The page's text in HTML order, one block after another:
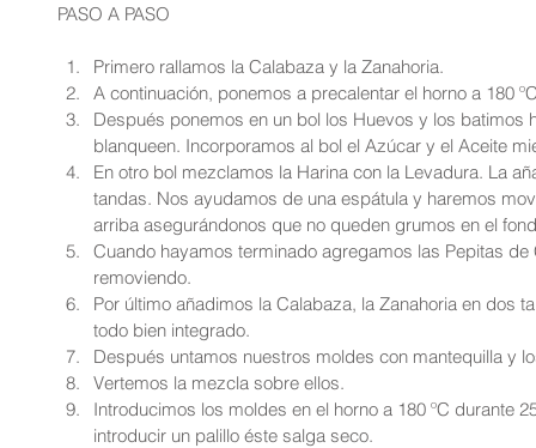
PASO A PASO
Primero rallamos la Calabaza y la Zanahoria.
A continuación, ponemos a precalentar el horno a 180
Después ponemos en un bol los Huevos y los
blanqueen. Incorporamos al bol el Azúcar y el Aceite
En otro bol mezclamos la Harina con la Levadura. La
tandas. Nos ayudamos de una espátula y haremos
arriba asegurándonos que no queden grumos en el
Cuando hayamos terminado agregamos las Pepitas
removiendo.
Por último añadimos la Calabaza, la Zanahoria en dos
todo bien integrado.
Después untamos nuestros moldes con mantequilla y
Vertemos la mezcla sobre ellos.
Introducimos los moldes en el horno a 180 ºC durante
introducir un palillo éste salga seco.